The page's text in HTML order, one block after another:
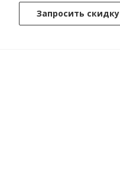
Запросить скидку